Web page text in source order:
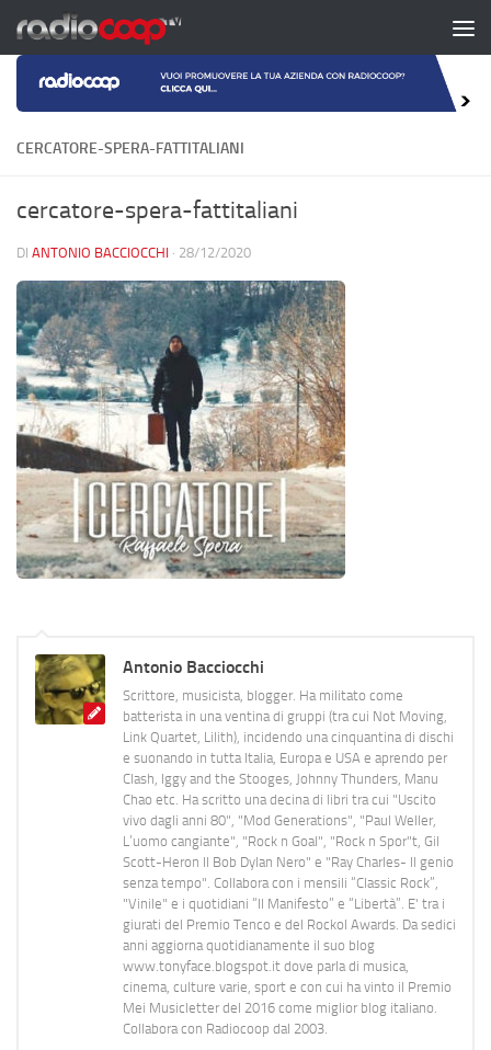
Salta al contenuto
CERCATORE-SPERA-FATTITALIANI
cercatore-spera-fattitaliani
DI ANTONIO BACCIOCCHI · 28/12/2020
Antonio Bacciocchi
Scrittore, musicista, blogger. Ha militato come
batterista in una ventina di gruppi (tra cui Not Moving,
Link Quartet, Lilith), incidendo una cinquantina di dischi
e suonando in tutta Italia, Europa e USA e aprendo per
Clash, Iggy and the Stooges, Johnny Thunders, Manu
Chao etc. Ha scritto una decina di libri tra cui "Uscito
vivo dagli anni 80", "Mod Generations", "Paul Weller,
L’uomo cangiante", "Rock n Goal", "Rock n Spor"t, Gil
Scott-Heron Il Bob Dylan Nero" e "Ray Charles- Il genio
senza tempo". Collabora con i mensili “Classic Rock”,
"Vinile" e i quotidiani “Il Manifesto” e “Libertà”. E' tra i
giurati del Premio Tenco e del Rockol Awards. Da sedici
anni aggiorna quotidianamente il suo blog
www.tonyface.blogspot.it dove parla di musica,
cinema, culture varie, sport e con cui ha vinto il Premio
Mei Musicletter del 2016 come miglior blog italiano.
Collabora con Radiocoop dal 2003.